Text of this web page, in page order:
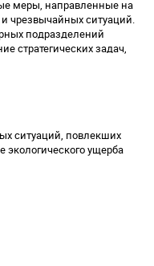
меры, направленные на
чрезвычайных ситуаций.
подразделений
стратегических задач,
ситуаций, повлекших
экологического ущерба